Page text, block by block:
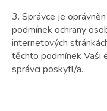
3. Správce je
podmínek ochrany
internetových
těchto podmínek Vaši
správci poskytl/a.